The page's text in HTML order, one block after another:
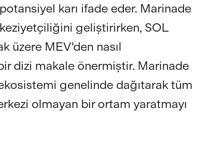
karı ifade eder. Marinade
geliştirirken, SOL
üzere MEV'den nasıl
dizi makale önermiştir. Marinade
genelinde dağıtarak tüm
olmayan bir ortam yaratmayı